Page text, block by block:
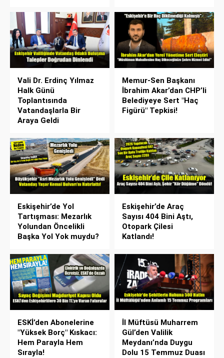
Vali Dr. Erdinç Yılmaz
Halk Günü
Toplantısında
Vatandaşlarla Bir
Araya Geldi
Memur-Sen Başkanı
İbrahim Akar’dan CHP’li
Belediyeye Sert "Haç
Figürü" Tepkisi!
Eskişehir’de Yol
Tartışması: Mezarlık
Yolundan Öncelikli
Başka Yol Yok muydu?
Eskişehir’de Araç
Sayısı 404 Bini Aştı,
Otopark Çilesi
Katlandı!
ESKİ’den Abonelerine
"Yüksek Borç" Kıskacı:
Hem Parayla Hem
Sırayla!
İl Müftüsü Muharrem
Gül’den Valilik
Meydanı’nda Duygu
Dolu 15 Temmuz Duası